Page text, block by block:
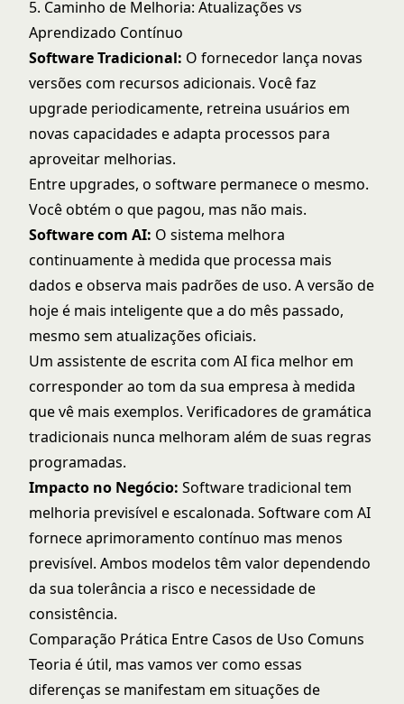
5. Caminho de Melhoria: Atualizações vs
Aprendizado Contínuo
Software Tradicional: O fornecedor lança novas
versões com recursos adicionais. Você faz
upgrade periodicamente, retreina usuários em
novas capacidades e adapta processos para
aproveitar melhorias.
Entre upgrades, o software permanece o mesmo.
Você obtém o que pagou, mas não mais.
Software com AI: O sistema melhora
continuamente à medida que processa mais
dados e observa mais padrões de uso. A versão de
hoje é mais inteligente que a do mês passado,
mesmo sem atualizações oficiais.
Um assistente de escrita com AI fica melhor em
corresponder ao tom da sua empresa à medida
que vê mais exemplos. Verificadores de gramática
tradicionais nunca melhoram além de suas regras
programadas.
Impacto no Negócio: Software tradicional tem
melhoria previsível e escalonada. Software com AI
fornece aprimoramento contínuo mas menos
previsível. Ambos modelos têm valor dependendo
da sua tolerância a risco e necessidade de
consistência.
Comparação Prática Entre Casos de Uso Comuns
Teoria é útil, mas vamos ver como essas
diferenças se manifestam em situações de